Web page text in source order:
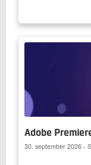
Adobe
30. september 2026 -